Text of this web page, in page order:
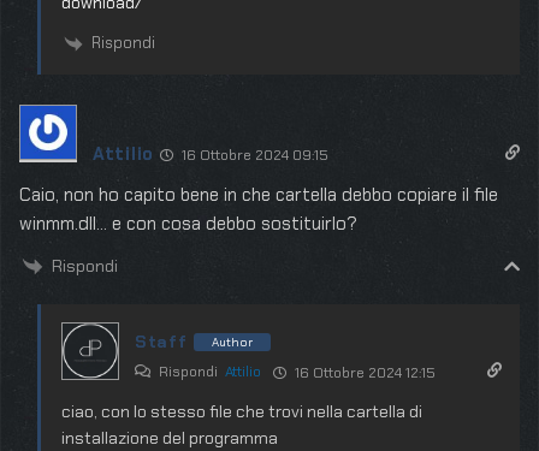
Rispondi
Attilio 16 Ottobre 2024 09:15
Caio, non ho capito bene in che cartella debbo copiare il file
winmm.dll… e con cosa debbo sostituirlo?
Rispondi
Staff Author
Rispondi Attilio 16 Ottobre 2024 12:15
ciao, con lo stesso file che trovi nella cartella di
installazione del programma